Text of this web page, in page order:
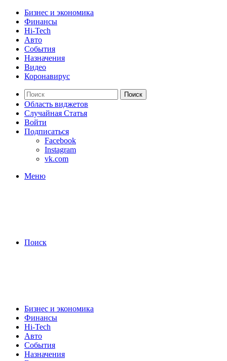
Бизнес и экономика
Финансы
Hi-Tech
Авто
События
Назначения
Видео
Коронавирус
Поиск
Область виджетов
Случайная Статья
Войти
Подписаться
Facebook
Instagram
vk.com
Меню
Поиск
Бизнес и экономика
Финансы
Hi-Tech
Авто
События
Назначения